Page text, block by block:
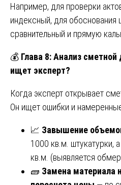
Например, для проверки
индексный, для
сравнительный и прямую
💰 Глава 8: Анализ
ищет эксперт?
Когда эксперт открывает
Он ищет ошибки и
📈 Завышение
1000 кв.м. штукатурки,
кв.м. (выявляется
🧱 Замена материала